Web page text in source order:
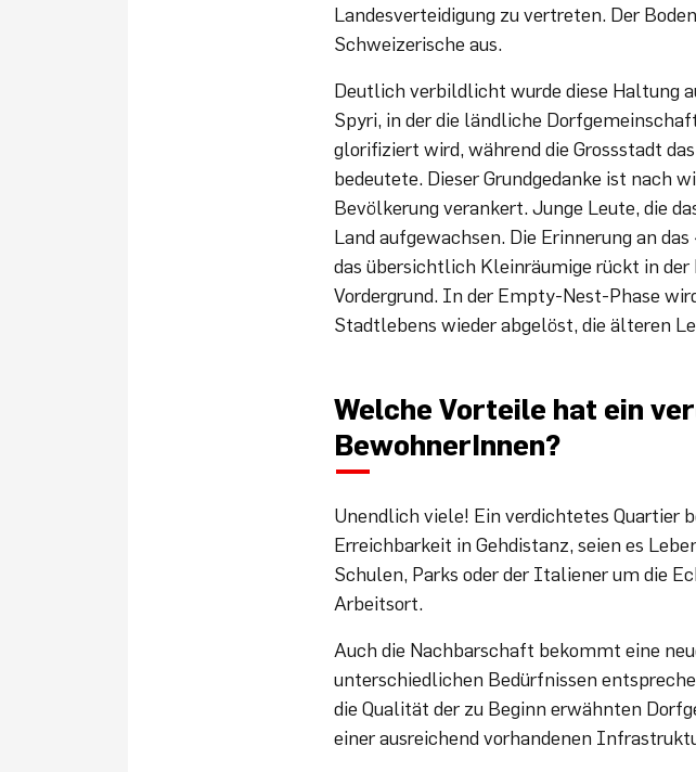
Landesverteidigung zu vertreten. Der
Schweizerische aus.
Deutlich verbildlicht wurde diese Haltung
Spyri, in der die ländliche
glorifiziert wird, während die Grossstadt
bedeutete. Dieser Grundgedanke ist nach
Bevölkerung verankert. Junge Leute, die
Land aufgewachsen. Die Erinnerung an
das übersichtlich Kleinräumige rückt in
Vordergrund. In der Empty-Nest-Phase
Stadtlebens wieder abgelöst, die älteren
Welche Vorteile hat ein
BewohnerInnen?
Unendlich viele! Ein verdichtetes Quartier
Erreichbarkeit in Gehdistanz, seien es
Schulen, Parks oder der Italiener um die
Arbeitsort.
Auch die Nachbarschaft bekommt eine
unterschiedlichen Bedürfnissen
die Qualität der zu Beginn erwähnten
einer ausreichend vorhandenen